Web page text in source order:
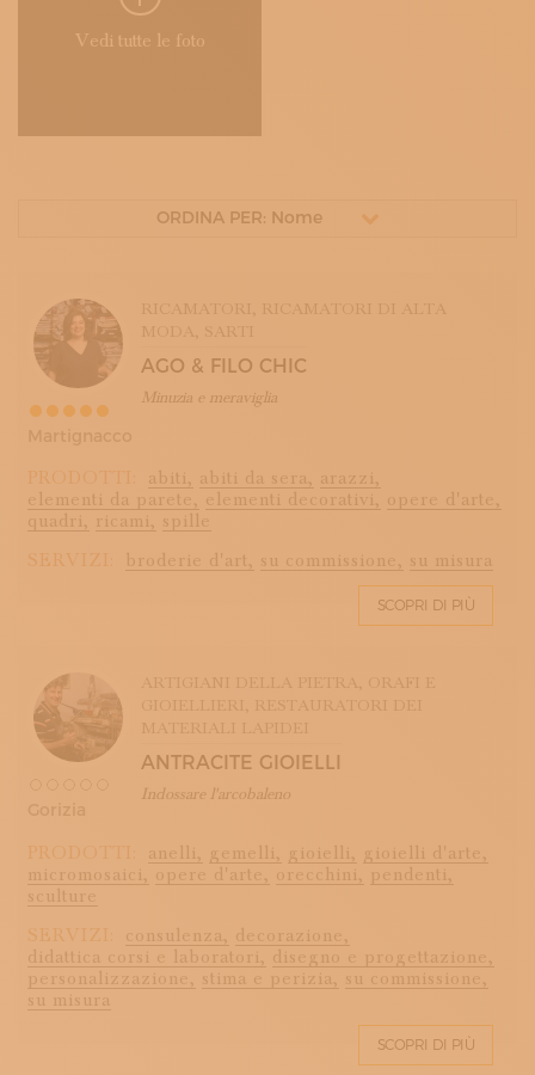
Vedi tutte le foto
ORDINA PER: Nome
AGO & FILO CHIC
Minuzia e meraviglia
PRODOTTI: abiti, abiti da sera,
arazzi,
elementi da parete,
elementi decorativi,
opere d'arte,
quadri,
ricami,
spille
SERVIZI:
broderie d'art, su commissione, su misura
SCOPRI DI PIÙ
ANTRACITE GIOIELLI
Indossare l'arcobaleno
PRODOTTI: anelli, gemelli, gioielli,
gioielli d'arte,
micromosaici,
opere d'arte, orecchini,
pendenti,
sculture
SERVIZI:
consulenza,
decorazione,
didattica corsi e laboratori,
disegno e progettazione,
personalizzazione,
stima e perizia,
su commissione,
su misura
SCOPRI DI PIÙ